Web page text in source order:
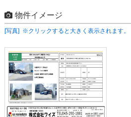
物件イメージ
[写真] ※クリックすると大きく表示されます。